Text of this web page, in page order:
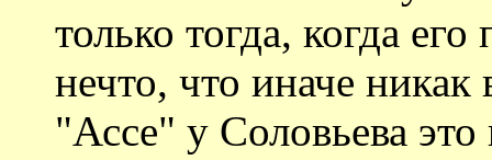
только тогда, когда
нечто, что иначе никак
"Ассе" у Соловьева